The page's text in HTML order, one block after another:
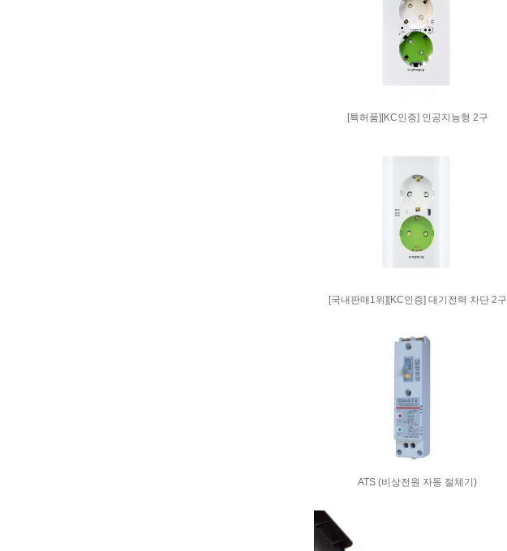
[특허품][KC인증] 인공지능형 2구
[국내판매1위][KC인증] 대기전력 차단 2구
ATS (비상전원 자동 절체기)